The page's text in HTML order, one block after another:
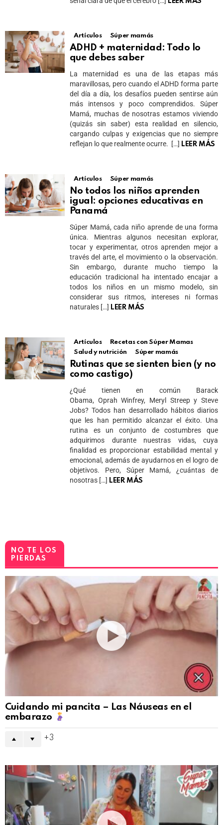
Artículos Súper mamás
ADHD + maternidad: Todo lo
que debes saber
La maternidad es una de las etapas más
maravillosas, pero cuando el ADHD forma parte
del día a día, los desafíos pueden sentirse aún
más intensos y poco comprendidos. Súper
Mamá, muchas de nosotras estamos viviendo
(quizás sin saber) esta realidad en silencio,
cargando culpas y exigencias que no siempre
reflejan lo que realmente ocurre. […] LEER MÁS
Artículos Súper mamás
No todos los niños aprenden
igual: opciones educativas en
Panamá
Súper Mamá, cada niño aprende de una forma
única. Mientras algunos necesitan explorar,
tocar y experimentar, otros aprenden mejor a
través del arte, el movimiento o la observación.
Sin embargo, durante mucho tiempo la
educación tradicional ha intentado encajar a
todos los niños en un mismo modelo, sin
considerar sus ritmos, intereses ni formas
naturales […] LEER MÁS
Artículos
Recetas con Súper Mamas
Salud y nutrición
Súper mamás
Rutinas que se sienten bien (y no
como castigo)
¿Qué tienen en común Barack
Obama, Oprah Winfrey, Meryl Streep y Steve
Jobs? Todos han desarrollado hábitos diarios
que les han permitido alcanzar el éxito. Una
rutina es un conjunto de costumbres que
adquirimos durante nuestras vidas, cuya
finalidad es proporcionar estabilidad mental y
emocional, además de ayudarnos en el logro de
objetivos. Pero, Súper Mamá, ¿cuántas de
nosotras […] LEER MÁS
NO TE LOS
PIERDAS
Cuidando mi pancita – Las Náuseas en el
embarazo
3